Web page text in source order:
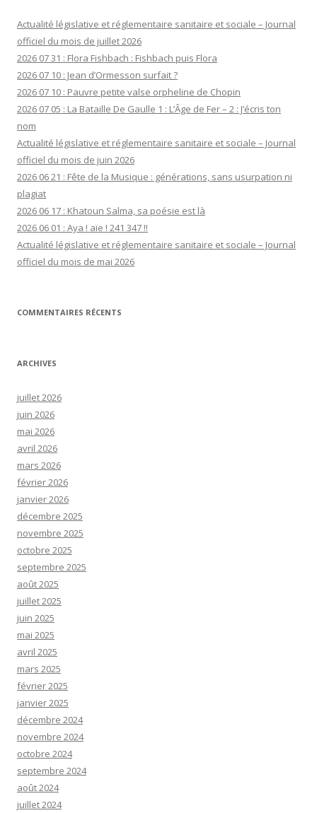
Actualité législative et réglementaire sanitaire et sociale – Journal
officiel du mois de juillet 2026
2026 07 31 : Flora Fishbach : Fishbach puis Flora
2026 07 10 : Jean d’Ormesson surfait ?
2026 07 10 : Pauvre petite valse orpheline de Chopin
2026 07 05 : La Bataille De Gaulle 1 : L’Âge de Fer – 2 : J’écris ton
nom
Actualité législative et réglementaire sanitaire et sociale – Journal
officiel du mois de juin 2026
2026 06 21 : Fête de la Musique : générations, sans usurpation ni
plagiat
2026 06 17 : Khatoun Salma, sa poésie est là
2026 06 01 : Aya ! aïe ! 241 347 !!
Actualité législative et réglementaire sanitaire et sociale – Journal
officiel du mois de mai 2026
COMMENTAIRES RÉCENTS
ARCHIVES
juillet 2026
juin 2026
mai 2026
avril 2026
mars 2026
février 2026
janvier 2026
décembre 2025
novembre 2025
octobre 2025
septembre 2025
août 2025
juillet 2025
juin 2025
mai 2025
avril 2025
mars 2025
février 2025
janvier 2025
décembre 2024
novembre 2024
octobre 2024
septembre 2024
août 2024
juillet 2024